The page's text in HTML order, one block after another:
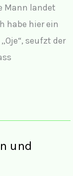
Mann landet
habe hier ein
seufzt der
und